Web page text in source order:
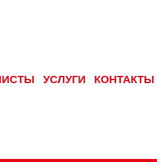
УСЛУГИ КОНТАКТЫ